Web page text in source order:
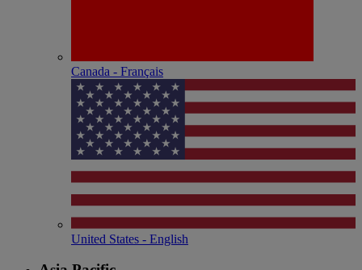
Canada - Français
United States - English